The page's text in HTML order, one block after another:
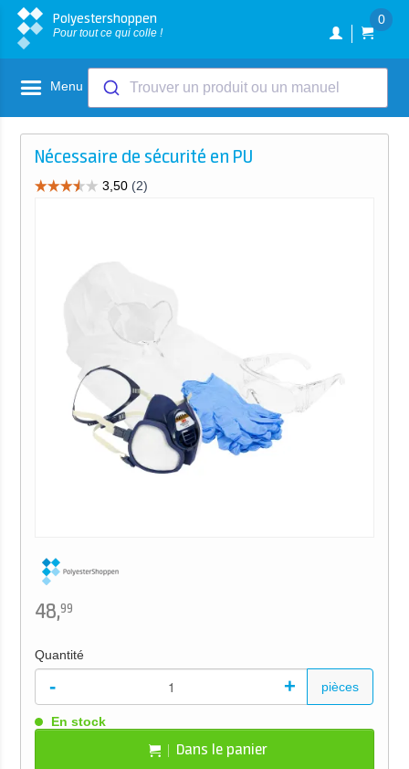
Polyestershoppen
Pour tout ce qui colle !
0
Menu Trouver un produit ou un manuel
Nécessaire de sécurité en PU
48,99
Quantité
- + pièces
En stock
Dans le panier